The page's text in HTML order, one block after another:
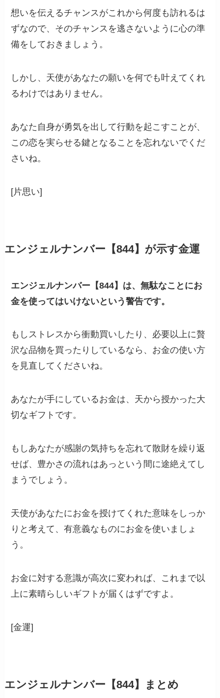
想いを伝えるチャンスがこれから何度も訪れるは
ずなので、そのチャンスを逃さないように心の準
備をしておきましょう。
しかし、天使があなたの願いを何でも叶えてくれ
るわけではありません。
あなた自身が勇気を出して行動を起こすことが、
この恋を実らせる鍵となることを忘れないでくだ
さいね。
[片思い]
エンジェルナンバー【844】が示す金運
エンジェルナンバー【844】は、無駄なことにお
金を使ってはいけないという警告です。
もしストレスから衝動買いしたり、必要以上に贅
沢な品物を買ったりしているなら、お金の使い方
を見直してくださいね。
あなたが手にしているお金は、天から授かった大
切なギフトです。
もしあなたが感謝の気持ちを忘れて散財を繰り返
せば、豊かさの流れはあっという間に途絶えてし
まうでしょう。
天使があなたにお金を授けてくれた意味をしっか
りと考えて、有意義なものにお金を使いましょ
う。
お金に対する意識が高次に変われば、これまで以
上に素晴らしいギフトが届くはずですよ。
[金運]
エンジェルナンバー【844】まとめ